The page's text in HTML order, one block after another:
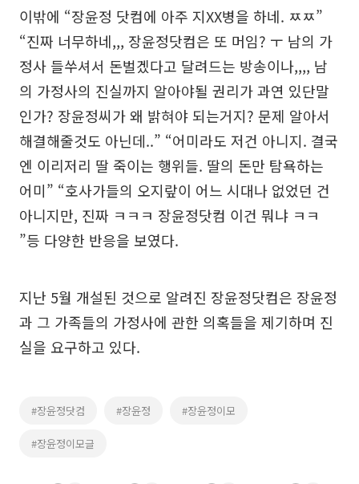
이밖에 “장윤정 닷컴에 아주 지XX병을 하네. ㅉㅉ”
“진짜 너무하네,,, 장윤정닷컴은 또 머임? ㅜ 남의 가
정사 들쑤셔서 돈벌겠다고 달려드는 방송이나,,,, 남
의 가정사의 진실까지 알아야될 권리가 과연 있단말
인가? 장윤정씨가 왜 밝혀야 되는거지? 문제 알아서
해결해줄것도 아닌데..” “어미라도 저건 아니지. 결국
엔 이리저리 딸 죽이는 행위들. 딸의 돈만 탐욕하는
어미” “호사가들의 오지랖이 어느 시대나 없었던 건
아니지만, 진짜 ㅋㅋㅋ 장윤정닷컴 이건 뭐냐 ㅋㅋ
”등 다양한 반응을 보였다.
지난 5월 개설된 것으로 알려진 장윤정닷컴은 장윤정
과 그 가족들의 가정사에 관한 의혹들을 제기하며 진
실을 요구하고 있다.
#장윤정닷컴 #장윤정 #장윤정이모
#장윤정이모글